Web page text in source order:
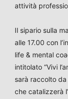
attività
Il sipario sulla
alle 17.00 con
life & mental
intitolato “Vivi
sarà raccolto da
che catalizzerà